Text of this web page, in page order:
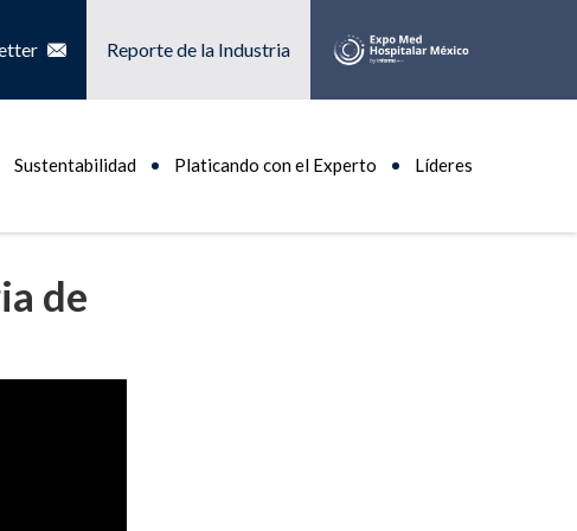
Reporte de la Industria
Sustentabilidad Platicando con el Experto Líderes
de